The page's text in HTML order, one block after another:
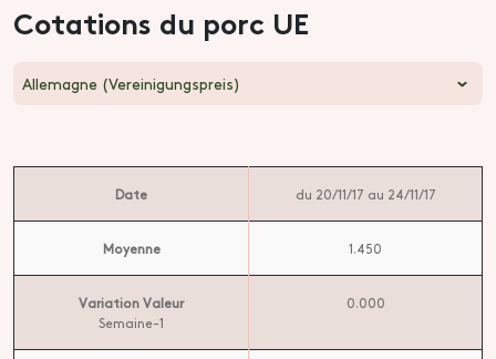
Cotations du porc UE
Allemagne (Vereinigungspreis)
Date du 20/11/17 au 24/11/17
Moyenne 1.450
Variation Valeur
Semaine-1
0.000